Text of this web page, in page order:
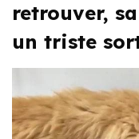
retrouver,
un triste